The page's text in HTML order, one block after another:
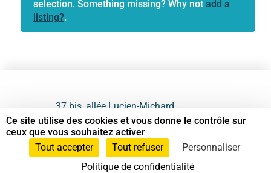
selection. Something missing? Why not add a
listing?.
37 bis, allée Lucien-Michard
93190 Livry-Gargan
06 61 87 28 09
Ce site utilise des cookies et vous donne le contrôle sur
ceux que vous souhaitez activer
Tout accepter
Tout refuser
Personnaliser
Politique de confidentialité